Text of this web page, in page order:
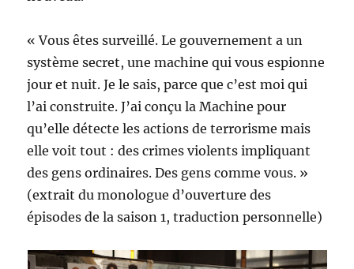
« Vous êtes surveillé. Le gouvernement a un
système secret, une machine qui vous espionne
jour et nuit. Je le sais, parce que c’est moi qui
l’ai construite. J’ai conçu la Machine pour
qu’elle détecte les actions de terrorisme mais
elle voit tout : des crimes violents impliquant
des gens ordinaires. Des gens comme vous. »
(extrait du monologue d’ouverture des
épisodes de la saison 1, traduction personnelle)